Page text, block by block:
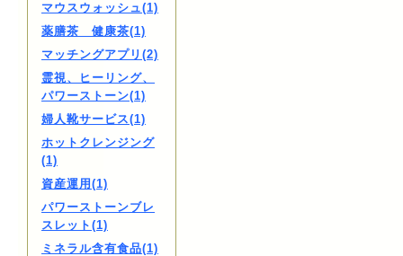
マウスウォッシュ(1)
薬膳茶 健康茶(1)
マッチングアプリ(2)
霊視、ヒーリング、
パワーストーン(1)
婦人靴サービス(1)
ホットクレンジング
(1)
資産運用(1)
パワーストーンブレ
スレット(1)
ミネラル含有食品(1)